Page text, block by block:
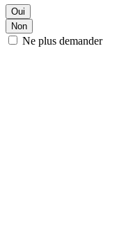
Oui
Non
Ne plus demander